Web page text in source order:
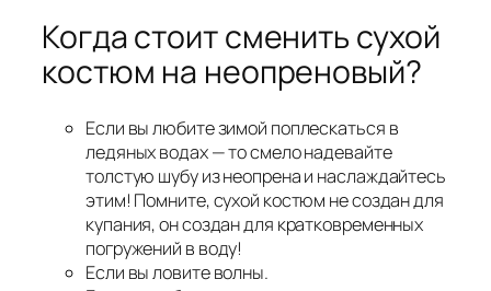
Когда стоит сменить сухой
костюм на неопреновый?
Если вы любите зимой поплескаться в
ледяных водах — то смело надевайте
толстую шубу из неопрена и наслаждайтесь
этим! Помните, сухой костюм не создан для
купания, он создан для кратковременных
погружений в воду!
Если вы ловите волны.